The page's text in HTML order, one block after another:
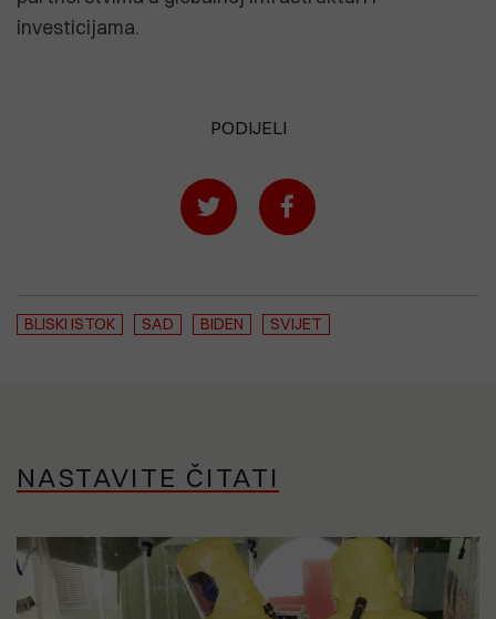
investicijama.
PODIJELI
BLISKI ISTOK SAD BIDEN SVIJET
NASTAVITE ČITATI